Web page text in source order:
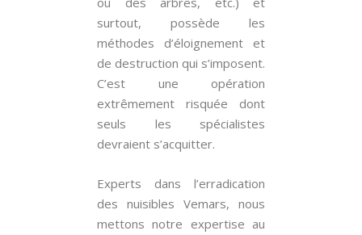
surtout, possède les
méthodes d’éloignement et
de destruction qui s’imposent.
C’est une opération
extrêmement risquée dont
seuls les spécialistes
devraient s’acquitter.
Experts dans l’erradication
des nuisibles Vemars, nous
mettons notre expertise au